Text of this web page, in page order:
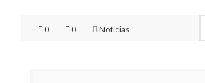
0 0 Noticias